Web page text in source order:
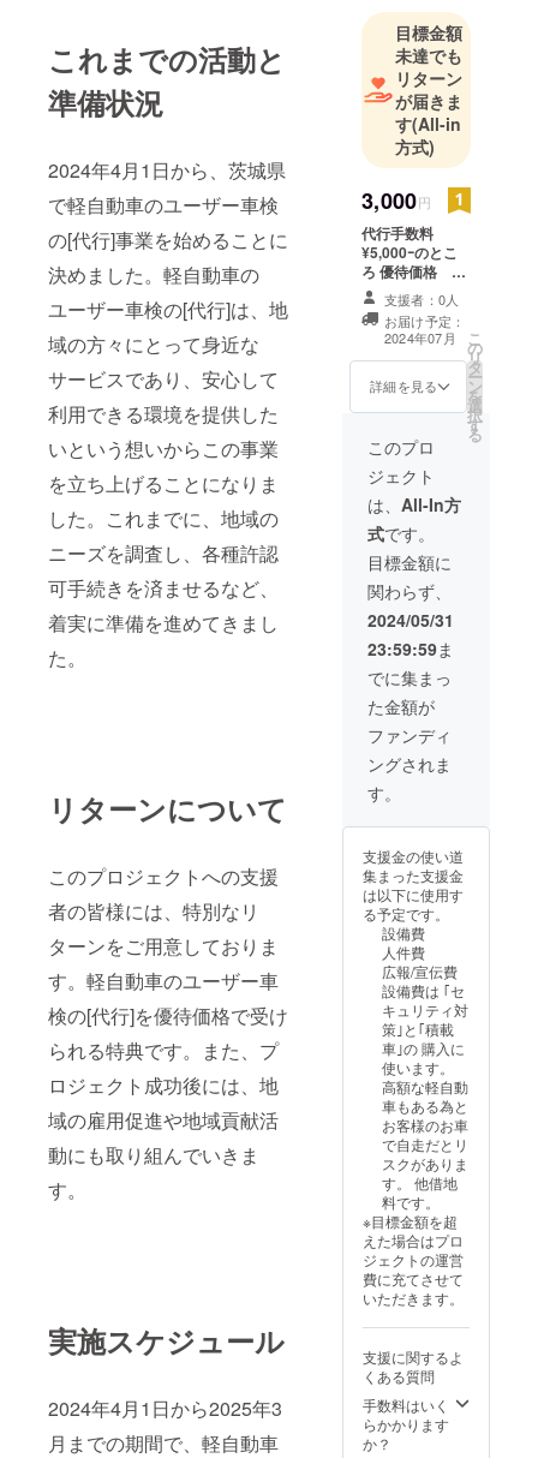
これまでの活動と
準備状況
2024年4月1日から、茨城県
で軽自動車のユーザー車検
の[代行]事業を始めることに
決めました。軽自動車の
ユーザー車検の[代行]は、地
域の方々にとって身近な
サービスであり、安心して
利用できる環境を提供した
いという想いからこの事業
を立ち上げることになりま
した。これまでに、地域の
ニーズを調査し、各種許認
可手続きを済ませるなど、
着実に準備を進めてきまし
た。
リターンについて
このプロジェクトへの支援
者の皆様には、特別なリ
ターンをご用意しておりま
す。軽自動車のユーザー車
検の[代行]を優待価格で受け
られる特典です。また、プ
ロジェクト成功後には、地
域の雇用促進や地域貢献活
動にも取り組んでいきま
す。
実施スケジュール
2024年4月1日から2025年3
月までの期間で、軽自動車
人生で使っ
た時間より
残り時間の
方が
短くなりま
した。
何もしない
より
｢起業～独立
自営｣をした
い。
まず資金調
達、
今回『クラ
ウドファン
ディング』
に
挑戦して一
からやって
みたい。
車検だけな
ら整備業者
との
｢共存共栄｣
も成り立ち
ます。
スキマでは
ありますが
多くの人に
｢チャンス｣
がありま
す。
ご支援よろ
しくお願い
いたしま
す。
目標金額
未達でも
リターン
が届きま
す(All-in
方式)
3,000円
代行手数料
¥5,000ｰのとこ
ろ 優待価格
¥3,000ｰでの
ユーザー車検の
[代行]を致しま
す。 例えば、 初
年度登録から13
年未満,自家用の
数料 ¥5,000-
重量税
¥6,600- 検査手
数料 ¥2,200-
合計
¥13,800- のとこ
ろ [優待価格]
¥11,300- での
ユーザー車検の
[代行]を致しま
期限は [2024年7
月末日]まで とさ
せていただきま
す。 以下｢重要｣
車検に通らない
場合(球切れな
ど)でも 検査手数
料¥2,200ｰがか
かります 灯火類
は事前のチェッ
クをしますが、
いつ切れるか分
かりません [必
須] 定期点検記録
簿(2年以内 1枚)
優待価格は代行
手数料のみとな
ります。 法定費
用(重量税,検査手
数料)は 優待価格
になりません。
代車なし、整備
なし、軽自動車
のみ [要]定期点
検記録簿(2年以
内,1枚) です。
ユーザー(使用
者)さまが用意す
る書類 車検証 自
賠責保険証 納税
証明書 [必須] 定
期点検記録簿(2
年以内,1枚) ユー
ザー(使用者)本
人が 検査場に車
両を持ち込み検
査を受けること
の[代行]です。
ユーザー(使用
者)が 整備業者に
点検整備と車検
を委託するもの
支援者：0人
お届け予定：
2024年07月
詳細を見る
こ
の
リ
タ
ー
ン
を
選
択
す
る
このプロ
ジェクト
は、 All-In方
式です。
目標金額に
関わらず、
2024/05/31
23:59:59ま
でに集まっ
た金額が
ファンディ
ングされま
す。
支援金の使い道
集まった支援金
は以下に使用す
る予定です。
設備費
人件費
広報/宣伝費
設備費は ｢セ
キュリティ対
策｣と｢積載
車｣の 購入に
使います。
高額な軽自動
車もある為と
お客様のお車
で自走だとリ
スクがありま
す。 他借地
料です。
※目標金額を超
えた場合はプロ
ジェクトの運営
費に充てさせて
いただきます。
支援に関するよ
くある質問
手数料はいく
らかかります
か？